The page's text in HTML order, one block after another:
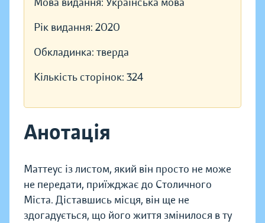
Рік видання: 2020
Обкладинка: тверда
Кількість сторінок: 324
Анотація
Маттеус із листом, який він просто не може
не передати, приїжджає до Столичного
Міста. Діставшись місця, він ще не
здогадується, що його життя змінилося в ту